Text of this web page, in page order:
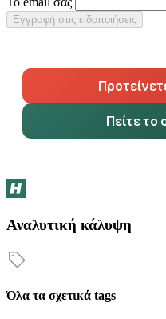
Εγγραφή στις ειδοποιήσεις
Πείτε
Αναλυτική κάλυψη
Όλα τα σχετικά tags